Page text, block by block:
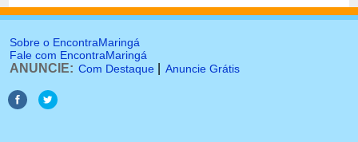
Sobre o EncontraMaringá
Fale com EncontraMaringá
ANUNCIE: Com Destaque Anuncie Grátis